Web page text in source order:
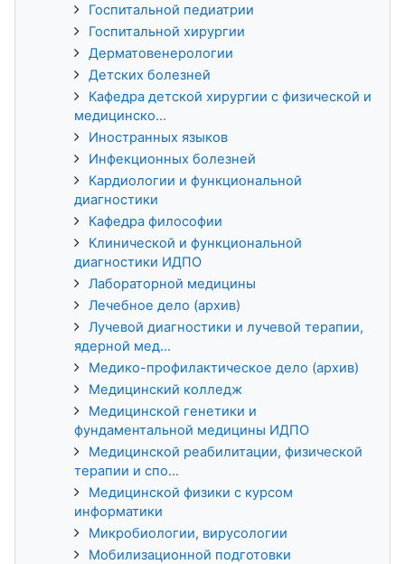
Госпитальной педиатрии
Госпитальной хирургии
Дерматовенерологии
Детских болезней
Кафедра детской хирургии с физической и
медицинско...
Иностранных языков
Инфекционных болезней
Кардиологии и функциональной
диагностики
Кафедра философии
Клинической и функциональной
диагностики ИДПО
Лабораторной медицины
Лечебное дело (архив)
Лучевой диагностики и лучевой терапии,
ядерной мед...
Медико-профилактическое дело (архив)
Медицинский колледж
Медицинской генетики и
фундаментальной медицины ИДПО
Медицинской реабилитации, физической
терапии и спо...
Медицинской физики с курсом
информатики
Микробиологии, вирусологии
Мобилизационной подготовки